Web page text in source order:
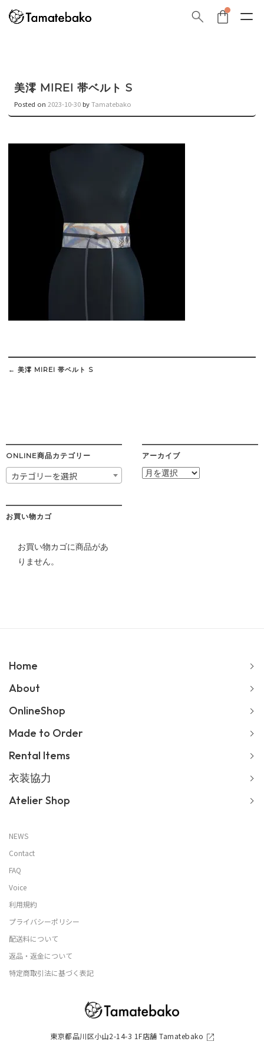
美澪 MIREI 帯ベルト S
Posted on 2023-10-30 byTamatebako
Post
navigation
← 美澪 MIREI 帯ベルト S
ONLINE商品カテゴリー
カテゴリーを選択
アーカイブ
ア
お買い物カゴ
お買い物カゴに商品があ
りません。
東京都品川区小山2-14-3 1F店舗 Tamatebako
Home
About
OnlineShop
Made to Order
Rental Items
衣装協力
Atelier Shop
NEWS
Contact
FAQ
Voice
利用規約
プライバシーポリシー
配送料について
返品・返金について
特定商取引法に基づく表記